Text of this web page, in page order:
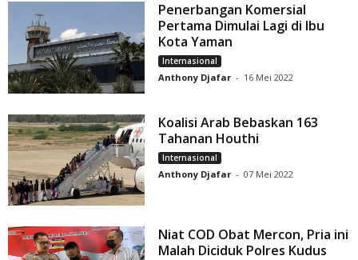
Penerbangan Komersial
Pertama Dimulai Lagi di Ibu
Kota Yaman
Internasional
Anthony Djafar - 16 Mei 2022
Koalisi Arab Bebaskan 163
Tahanan Houthi
Internasional
Anthony Djafar - 07 Mei 2022
Niat COD Obat Mercon, Pria ini
Malah Diciduk Polres Kudus